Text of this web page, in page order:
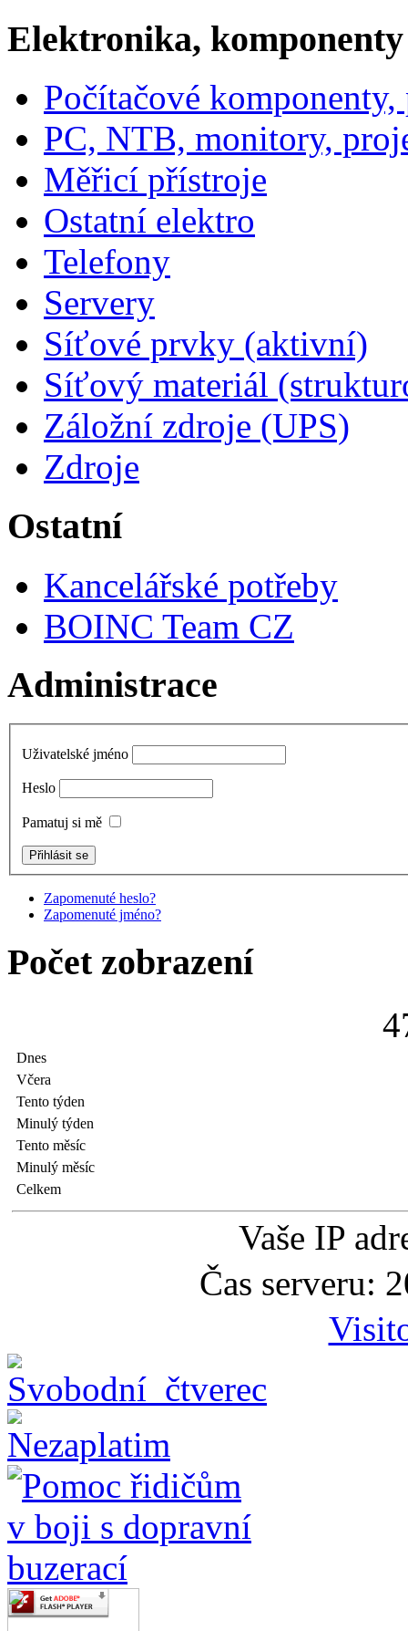
Elektronika, komponenty
Počítačové
PC, NTB, monitory,
Měřicí přístroje
Ostatní elektro
Telefony
Servery
Síťové prvky (aktivní)
Síťový materiál
Záložní zdroje (UPS)
Zdroje
Ostatní
Kancelářské potřeby
BOINC Team CZ
Administrace
Uživatelské jméno
Heslo
Pamatuj si mě
Zapomenuté heslo?
Zapomenuté jméno?
Počet zobrazení
4
Dnes
Včera
Tento týden
Minulý týden
Tento měsíc
Minulý měsíc
Celkem
Vaše IP
Čas serveru: